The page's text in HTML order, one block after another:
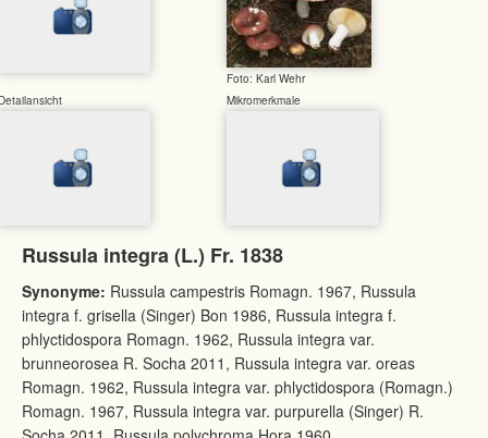
Foto: Karl Wehr
Mikromerkmale
Russula integra (L.) Fr. 1838
Synonyme: Russula campestris Romagn. 1967, Russula
integra f. grisella (Singer) Bon 1986, Russula integra f.
phlyctidospora Romagn. 1962, Russula integra var.
brunneorosea R. Socha 2011, Russula integra var. oreas
Romagn. 1962, Russula integra var. phlyctidospora (Romagn.)
Romagn. 1967, Russula integra var. purpurella (Singer) R.